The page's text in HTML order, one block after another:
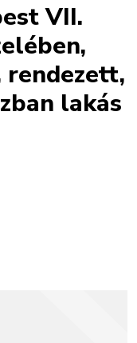
VII.
rendezett,
lakás